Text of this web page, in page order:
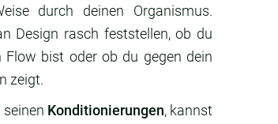
durch deinen Organismus.
Design rasch feststellen, ob du
bist oder ob du gegen dein
zeigt.
seinen Konditionierungen, kannst